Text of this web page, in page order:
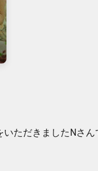
ただきましたNさん